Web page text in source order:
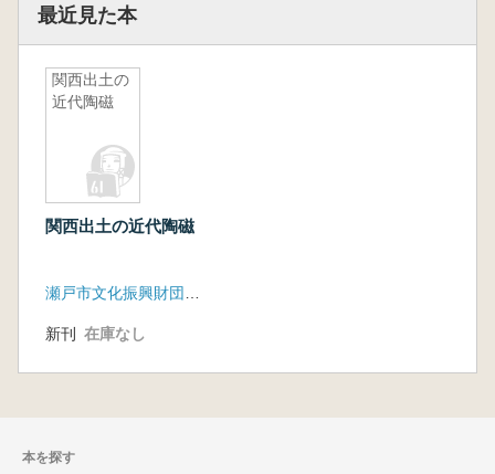
最近見た本
関西出土の
近代陶磁
関西出土の近代陶磁
新刊 在庫なし
本を探す